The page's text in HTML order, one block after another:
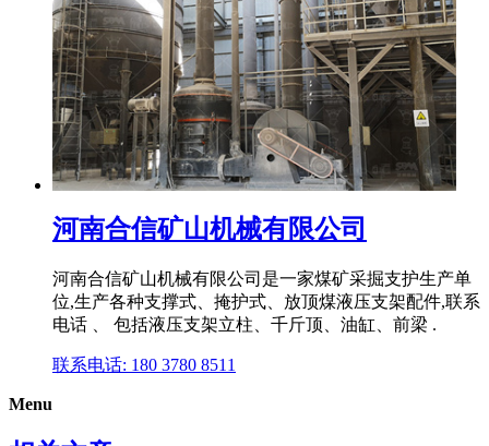
河南合信矿山机械有限公司
河南合信矿山机械有限公司是一家煤矿采掘支护生产单
位,生产各种支撑式、掩护式、放顶煤液压支架配件,联系
电话 、 包括液压支架立柱、千斤顶、油缸、前梁 .
联系电话: 180 3780 8511
Menu